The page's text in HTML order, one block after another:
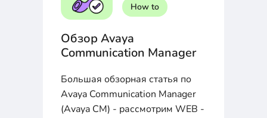
How to
Обзор Avaya
Communication Manager
Большая обзорная статья по
Avaya Communication Manager
(Avaya CM) - рассмотрим WEB -